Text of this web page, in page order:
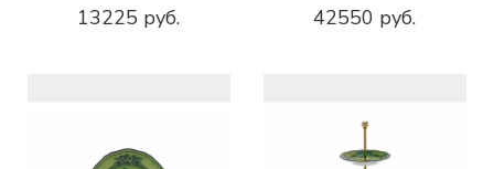
13225 руб.
42550 руб.